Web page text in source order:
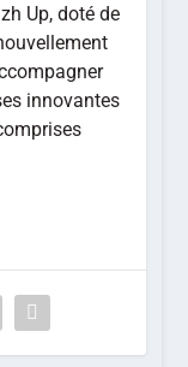
Up, doté de
innovantes